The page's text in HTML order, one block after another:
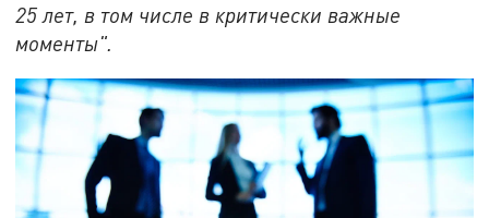
25 лет, в том числе в критически важные
моменты".